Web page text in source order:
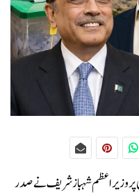
پر وزیراعظم شہباز شریف نے صدر